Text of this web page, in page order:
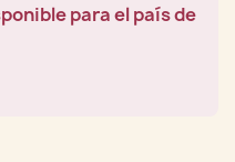
para el país de